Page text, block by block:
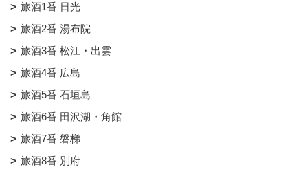
旅酒1番 日光
旅酒2番 湯布院
旅酒3番 松江・出雲
旅酒4番 広島
旅酒5番 石垣島
旅酒6番 田沢湖・角館
旅酒7番 磐梯
旅酒8番 別府